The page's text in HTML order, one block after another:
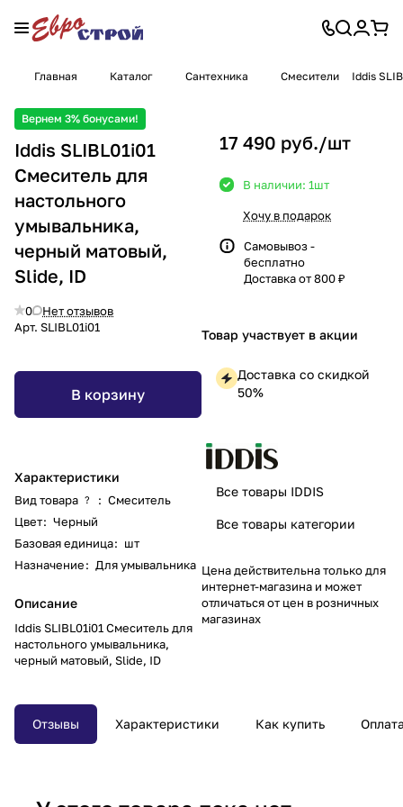
Главная Каталог Сантехника Смесители Iddis
Вернем 3% бонусами!
Iddis SLIBL01i01
Смеситель для
настольного
умывальника,
черный матовый,
Slide, ID
0
Нет отзывов
Арт. SLIBL01i01
В корзину
Характеристики
Вид товара ? : Смеситель
Цвет: Черный
Базовая единица: шт
Назначение: Для умывальника
Описание
Iddis SLIBL01i01 Смеситель для
настольного умывальника,
черный матовый, Slide, ID
17 490 руб./шт
В наличии: 1шт
Хочу в подарок
Самовывоз -
бесплатно
Доставка от 800 ₽
Товар участвует в акции
Доставка со скидкой
50%
Все товары IDDIS
Все товары категории
Цена действительна только для
интернет-магазина и может
отличаться от цен в розничных
магазинах
Отзывы Характеристики Как купить